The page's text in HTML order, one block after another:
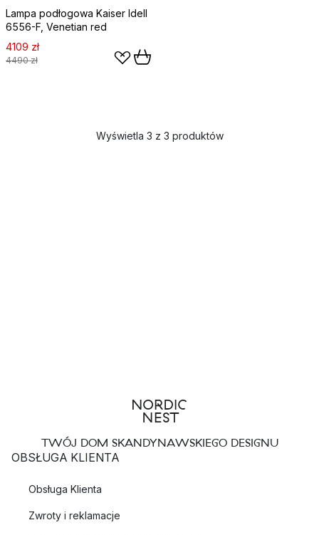
Lampa podłogowa Kaiser Idell
6556-F, Venetian red
4109 zł
4490 zł
Wyświetla 3 z 3 produktów
TWÓJ DOM SKANDYNAWSKIEGO DESIGNU
OBSŁUGA KLIENTA
Obsługa Klienta
Zwroty i reklamacje